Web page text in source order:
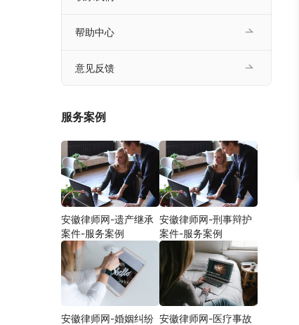
帮助中心
意见反馈
服务案例
安徽律师网-遗产继承
案件-服务案例
安徽律师网-刑事辩护
案件-服务案例
安徽律师网-婚姻纠纷 安徽律师网-医疗事故